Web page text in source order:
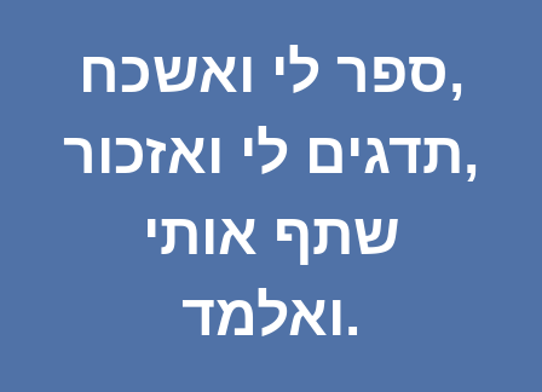
ספר לי ואשכח,
תדגים לי ואזכור,
שתף אותי
ואלמד.